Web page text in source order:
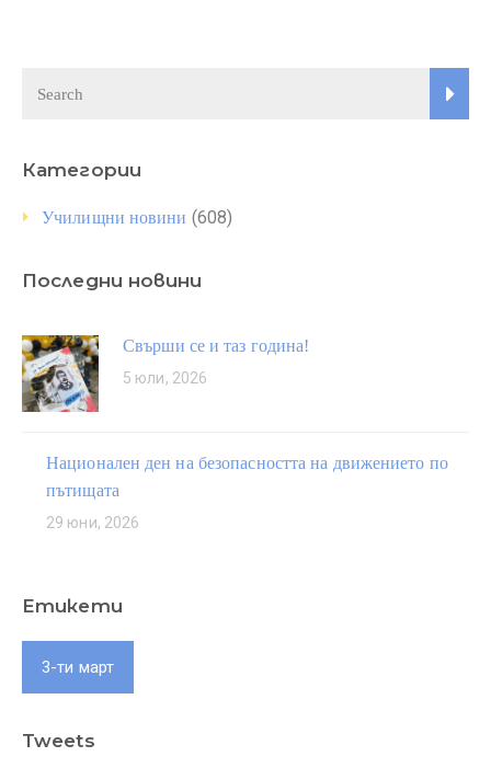
Категории
Училищни новини (608)
Последни новини
Свърши се и таз година!
5 юли, 2026
Национален ден на безопасността на движението по
пътищата
29 юни, 2026
Етикети
3-ти март
Tweets